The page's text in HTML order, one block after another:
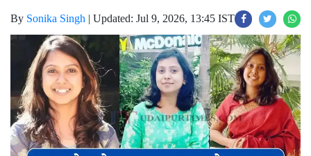
By Sonika Singh | Updated: Jul 9, 2026, 13:45 IST